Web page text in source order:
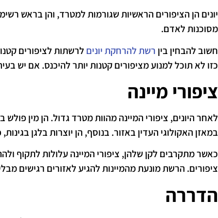
יונים הן הציפורים הראשיות שגורמות למטרד, והן בראש
מסוכנות לאדם.
חשוב להבחין בין רשת להרחקת יונים לרשתות לציפורים
כזו לא תוכל למנוע מציפורים קטנות יותר להיכנס. אם יש
ציפורי מיינה
לאחר היונים, ציפורי המיינה מהוות מטרד גדול. הן מין
במאזן האקולוגי העדין באזור. בנוסף, הן יוצרות בלגן
כאשר מתקרבים לקן שלהן, ציפורי המיינה עלולות לתקוף
ציפורים. הרשת מונעת מהמיינות להגיע לאזורים רגישים
הדררה